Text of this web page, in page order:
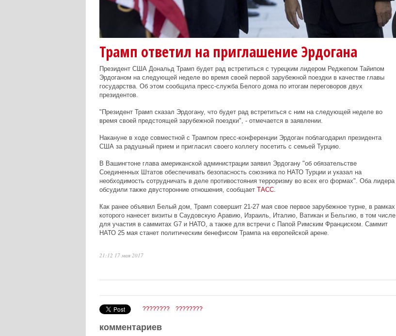
Трамп ответил на приглашение Эрдогана
Президент США Дональд Трамп будет рад встретиться с турецким лидером Реджепом Тайипом
Эрдоганом на следующей неделе во время своей первой зарубежной поездки в качестве главы
государства. Об этом сообщила пресс-служба Белого дома по итогам переговоров двух
президентов.
"Президент Трамп сказал Эрдогану, что будет рад встретиться с ним на следующей неделе во
время своей предстоящей зарубежной поездки", - отмечается в заявлении.
Накануне в ходе совместной с Трампом пресс-конференции Эрдоган поблагодарил президента
США за радушный прием и пригласил своего коллегу посетить с семьей Турцию.
В Вашингтоне глава американской администрации заявил Эрдогану "об обязательстве
Соединенных Штатов обеспечивать безопасность союзника по НАТО Турции и указал на
необходимость сотрудничать в деле противостояния терроризму во всех его формах". Оба лидера
обсудили также двусторонние отношения, сообщает ТАСС.
Как ранее объявил Белый дом, Трамп совершит 21-27 мая свое первое зарубежное турне, в рамках
которого нанесет визиты в Саудовскую Аравию, Израиль, Италию, Ватикан и Бельгию, в том числе
для участия в саммитах G7 и НАТО, а также для встречи с Папой Римским Франциском. Саммит
НАТО 25 мая станет политическим бенефисом Трампа на европейской арене.
21:12 17 мая 2017
???????? ????????
комментариев